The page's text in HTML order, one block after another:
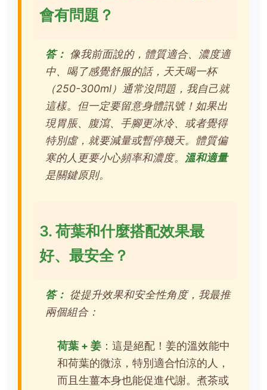
會有問題？
答： 像我前面說的，體質適合、濃度適
中、喝了感覺舒服的話，天天喝一杯
（250-300ml）通常沒問題，我自己就
這樣。但一定要留意身體訊號！如果出
現胃脹、腹瀉、手腳更冰冷、或者覺得
特別虛，就要減量或暫停幾天。體質偏
寒的人更要小心頻率和濃度。 溫和適量
是關鍵原則。
3. 荷葉和什麼搭配效果最
好、最安全？
答： 從提升效果和安全性角度，我最推
兩個組合：
荷葉 + 姜 ：這是絕配！姜的溫效能中
和荷葉的微涼，特別適合怕涼的人，
而且生薑本身也能促進代謝。煮茶或